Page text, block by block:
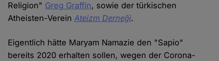
Religion" Greg Graffin, sowie der türkischen
Atheisten-VereinAteizm Derneği.
Eigentlich hätte Maryam Namazie den "Sapio"
bereits 2020 erhalten sollen, wegen der Corona-